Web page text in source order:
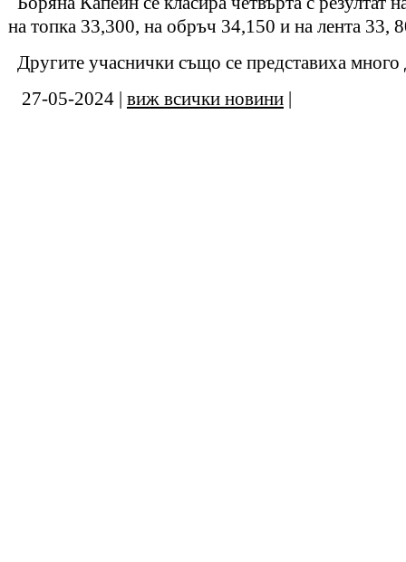
на топка 33,300, на обръч 34,150 и на лента 33,
Другите учаснички също се представиха много
27-05-2024 | виж всички новини |